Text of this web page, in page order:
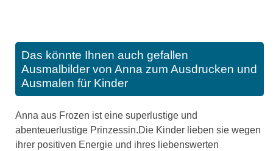
Das könnte Ihnen auch gefallen
Ausmalbilder von Anna zum Ausdrucken und
Ausmalen für Kinder
Anna aus Frozen ist eine superlustige und
abenteuerlustige Prinzessin.Die Kinder lieben sie wegen
ihrer positiven Energie und ihres liebenswerten